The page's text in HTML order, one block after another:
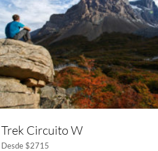
Trek Circuito W
Desde $2715